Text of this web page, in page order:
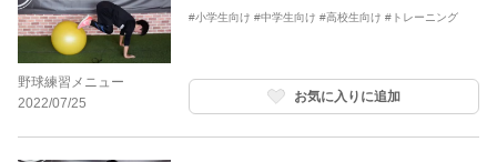
野球練習メニュー
2022/07/25
#小学生向け #中学生向け #高校生向け #トレーニング
お気に入りに追加